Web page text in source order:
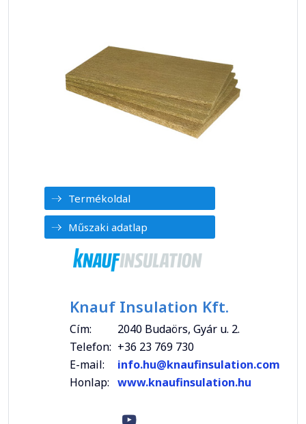
Termékoldal
Műszaki adatlap
Knauf Insulation Kft.
Cím:
2040 Budaörs, Gyár u. 2.
Telefon: +36 23 769 730
E-mail:
info.hu@knaufinsulation.com
Honlap: www.knaufinsulation.hu